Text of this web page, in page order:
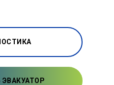
ЭВАКУАТОР